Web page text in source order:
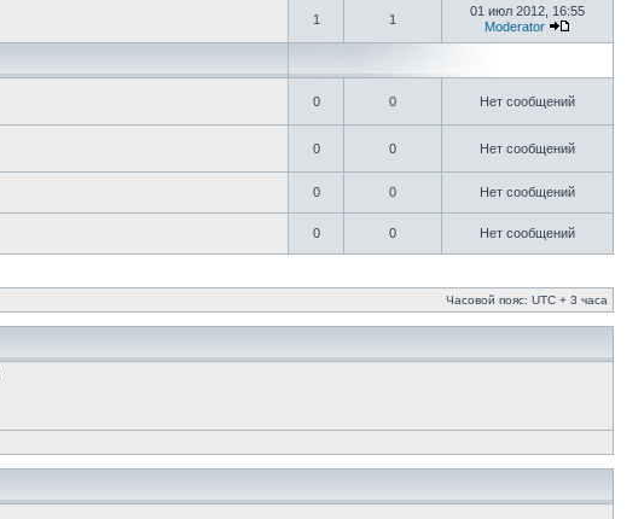
1 1
01 июл 2012, 16:55
Moderator
0 0 Нет сообщений
0 0 Нет сообщений
0 0 Нет сообщений
0 0 Нет сообщений
Часовой пояс: UTC + 3 часа